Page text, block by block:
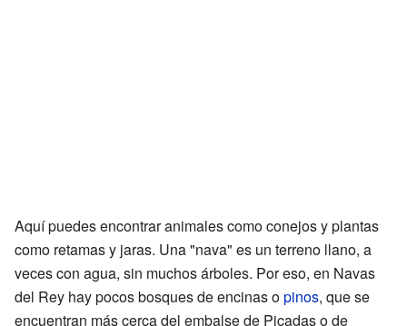
Aquí puedes encontrar animales como conejos y plantas
como retamas y jaras. Una "nava" es un terreno llano, a
veces con agua, sin muchos árboles. Por eso, en Navas
del Rey hay pocos bosques de encinas opinos, que se
encuentran más cerca del embalse de Picadas o de